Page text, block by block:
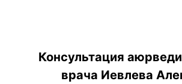
Консультация
врача Иевлева